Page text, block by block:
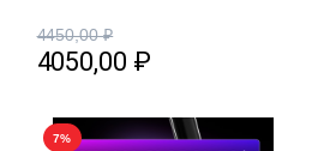
4450,00₽
4050,00 ₽
7%